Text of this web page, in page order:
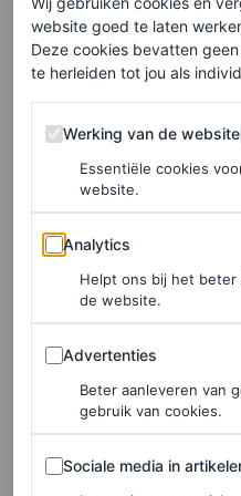
FOOD
TRENDS
website goed te laten
Deze cookies bevatten
te herleiden tot jou als
Werking van de website
Werking van de website
Essentiële cookies
website.
Analytics
Analytics
Helpt ons bij het beter
de website.
Advertenties
Advertenties
Beter aanleveren van
gebruik van cookies.
Sociale media in artikelen
Sociale media in